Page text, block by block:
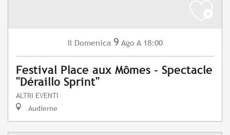
Il Domenica 9 Ago A 18:00
Festival Place aux Mômes - Spectacle
"Déraillo Sprint"
ALTRI EVENTI
Audierne